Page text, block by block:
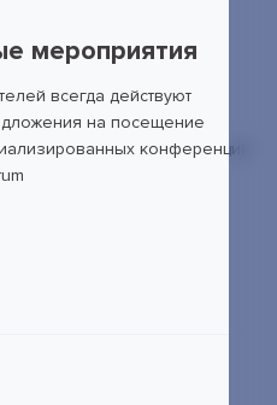
мероприятия
всегда действуют
на посещение
конференций